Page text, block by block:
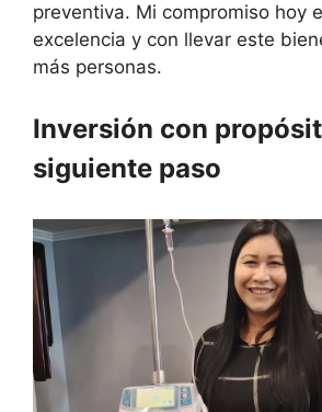
preventiva. Mi compromiso hoy
excelencia y con llevar este
más personas.
Inversión con
siguiente paso